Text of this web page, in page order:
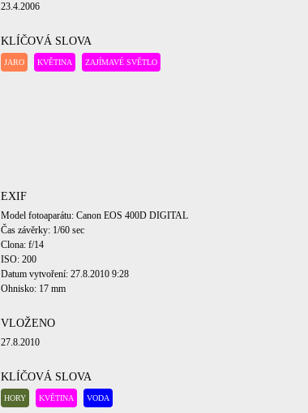
23.4.2006
KLÍČOVÁ SLOVA
JARO KVĚTINA ZAJÍMAVÉ SVĚTLO
EXIF
Model fotoaparátu: Canon EOS 400D DIGITAL
Čas závěrky: 1/60 sec
Clona: f/14
ISO: 200
Datum vytvoření: 27.8.2010 9:28
Ohnisko: 17 mm
VLOŽENO
27.8.2010
KLÍČOVÁ SLOVA
HORY KVĚTINA VODA